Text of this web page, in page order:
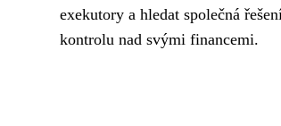
exekutory a hledat společná
kontrolu nad svými financemi.